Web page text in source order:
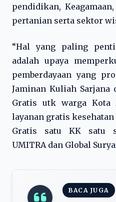
pendidikan,
pertanian serta sektor
“Hal yang paling
adalah upaya
pemberdayaan yang
Jaminan Kuliah Sarjana
Gratis utk warga Kota
layanan gratis
Gratis satu KK satu
UMITRA dan Global
BACA JUGA